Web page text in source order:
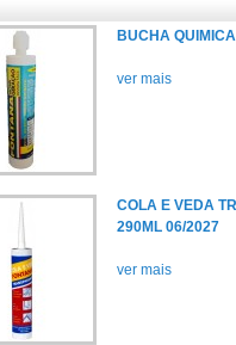
BUCHA
ver mais
COLA E VEDA
290ML 06/2027
ver mais